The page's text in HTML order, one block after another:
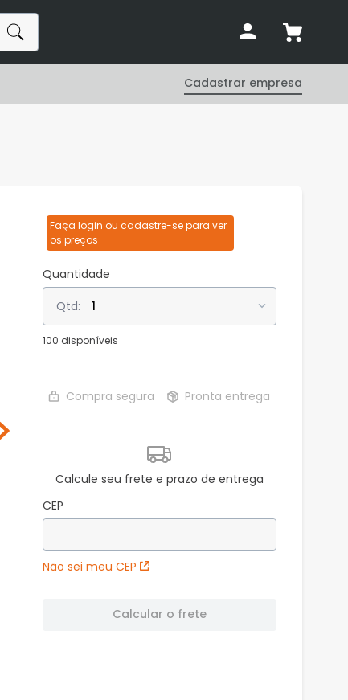
Cadastrar empresa
Faça login ou cadastre-se para ver
os preços
Quantidade
1
100 disponíveis
Compra segura Pronta entrega
Calcule seu frete e prazo de entrega
CEP
Não sei meu CEP
Calcular o frete